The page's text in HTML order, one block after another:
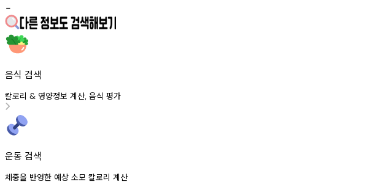
-
음식 검색
칼로리 & 영양정보 계산, 음식 평가
운동 검색
체중을 반영한 예상 소모 칼로리 계산